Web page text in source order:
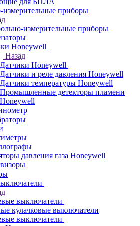
измерительные приборы
измерительные приборы
Honeywell
Назад
Датчики Honeywell
Датчики и реле давления Honeywell
Датчики температуры Honeywell
Промышленные детекторы пламени
Honeywell
давления газа Honeywell
выключатели
кулачковые выключатели
выключатели